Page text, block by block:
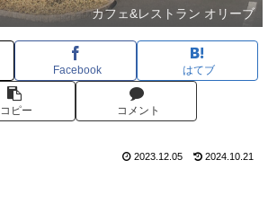
カフェ&レストラン オリーブ
Facebook はてブ
コピー コメント
2023.12.05 2024.10.21